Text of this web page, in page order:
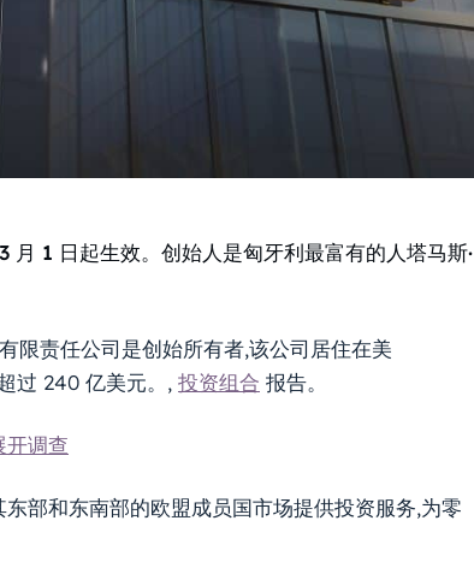
1 日起生效。创始人是匈牙利最富有的人塔马斯·
限责任公司是创始所有者,该公司居住在美
过 240 亿美元。, 投资组合 报告。
开调查
和东南部的欧盟成员国市场提供投资服务,为零